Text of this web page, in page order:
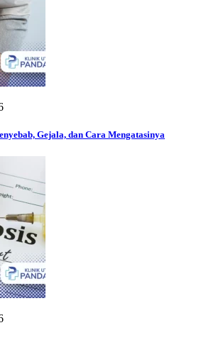
Gejala, dan Cara Mengatasinya